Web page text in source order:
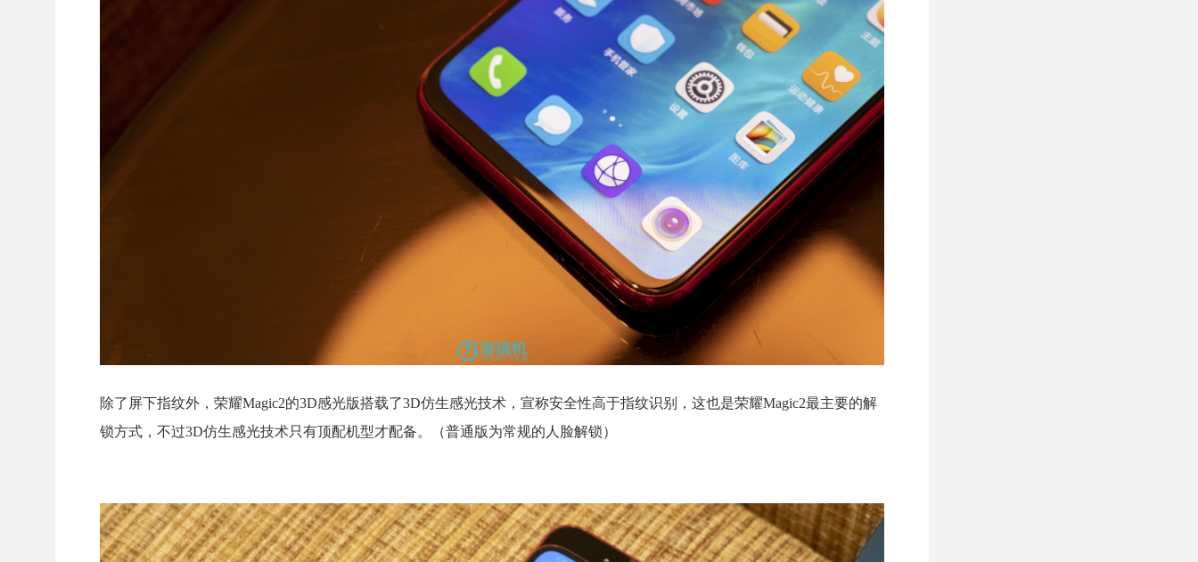
除了屏下指纹外，荣耀Magic2的3D感光版搭载了3D仿生感光技术，宣称安全性高于指纹识别，这也是荣耀Magic2最主要的解
锁方式，不过3D仿生感光技术只有顶配机型才配备。（普通版为常规的人脸解锁）